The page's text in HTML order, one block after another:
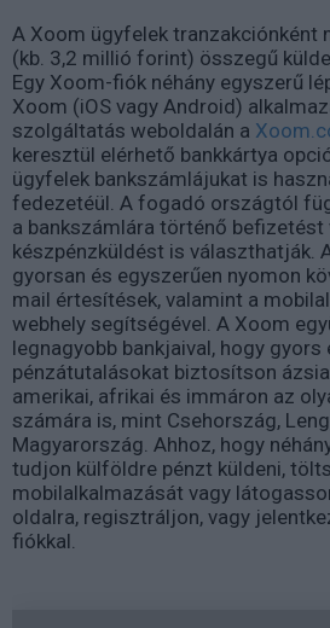
A Xoom ügyfelek tranzakciónként
(kb. 3,2 millió forint) összegű
Egy Xoom-fiók néhány egyszerű
Xoom (iOS vagy Android)
szolgáltatás weboldalán a
keresztül elérhető bankkártya
ügyfelek bankszámlájukat is
fedezetéül. A fogadó országtól
a bankszámlára történő befizetést
készpénzküldést is választhatják.
gyorsan és egyszerűen nyomon
mail értesítések, valamint a
webhely segítségével. A Xoom
legnagyobb bankjaival, hogy
pénzátutalásokat biztosítson
amerikai, afrikai és immáron az
számára is, mint Csehország,
Magyarország. Ahhoz, hogy
tudjon külföldre pénzt küldeni,
mobilalkalmazását vagy
oldalra, regisztráljon, vagy
fiókkal.